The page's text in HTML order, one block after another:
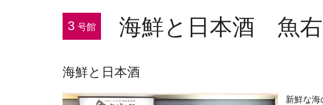
3 号館 海鮮と日本酒 魚右
海鮮と日本酒
新鮮な